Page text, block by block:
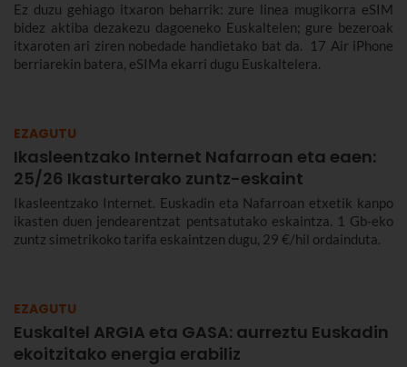
Ez duzu gehiago itxaron beharrik: zure linea mugikorra eSIM
bidez aktiba dezakezu dagoeneko Euskaltelen; gure bezeroak
itxaroten ari ziren nobedade handietako bat da. 17 Air iPhone
berriarekin batera, eSIMa ekarri dugu Euskaltelera.
EZAGUTU
Ikasleentzako Internet Nafarroan eta eaen:
25/26 Ikasturterako zuntz-eskaint
Ikasleentzako Internet. Euskadin eta Nafarroan etxetik kanpo
ikasten duen jendearentzat pentsatutako eskaintza. 1 Gb-eko
zuntz simetrikoko tarifa eskaintzen dugu, 29 €/hil ordainduta.
EZAGUTU
Euskaltel ARGIA eta GASA: aurreztu Euskadin
ekoitzitako energia erabiliz